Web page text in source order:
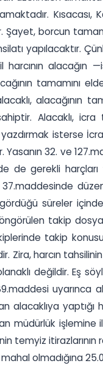
borcun
yapılacaktır.
alacağın
alacağının
Alacaklı,
isterse
32. ve
de gerekli
süreler
takip
takip
Zira, harcın
değildir. Eş
alacaklıya
müdürlük
itirazlarının
mahal